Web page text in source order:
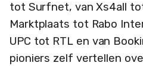
tot Surfnet, van Xs4all
Marktplaats tot Rabo
UPC tot RTL en van
pioniers zelf vertellen